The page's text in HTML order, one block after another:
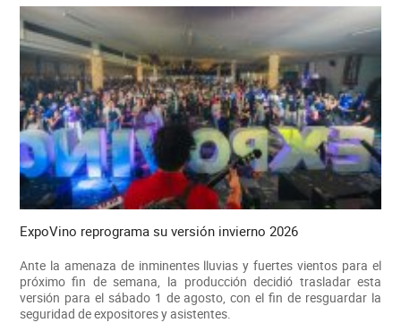
ExpoVino reprograma su versión invierno 2026
Ante la amenaza de inminentes lluvias y fuertes vientos para el
próximo fin de semana, la producción decidió trasladar esta
versión para el sábado 1 de agosto, con el fin de resguardar la
seguridad de expositores y asistentes.